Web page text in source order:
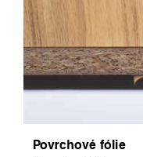
Povrchové fólie